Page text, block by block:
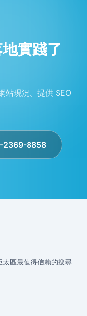
實踐了
站現況、提供 SEO
2369-8858
區最值得信賴的搜尋